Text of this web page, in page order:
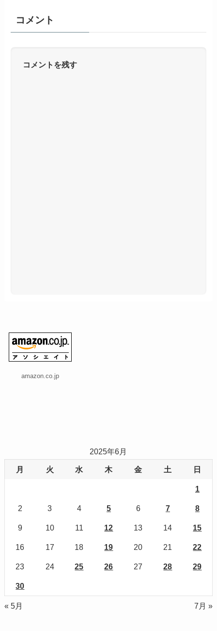
コメント
コメントを残す
amazon.co.jp
2025年6月
月 火 水 木 金 土 日
1
2 3 4 5 6 7 8
9 10 11 12 13 14 15
16 17 18 19 20 21 22
23 24 25 26 27 28 29
30
« 5月 7月 »